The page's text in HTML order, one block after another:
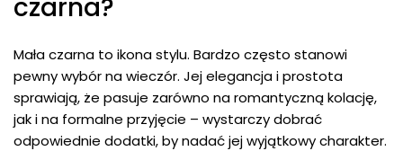
czarna?
Mała czarna to ikona stylu. Bardzo często stanowi
pewny wybór na wieczór. Jej elegancja i prostota
sprawiają, że pasuje zarówno na romantyczną kolację,
jak i na formalne przyjęcie – wystarczy dobrać
odpowiednie dodatki, by nadać jej wyjątkowy charakter.